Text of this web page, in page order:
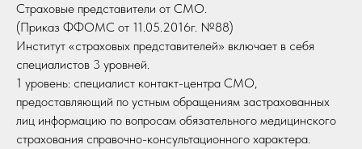
Страховые представители от СМО.
(Приказ ФФОМС от 11.05.2016г. №88)
Институт «страховых представителей» включает в себя
специалистов 3 уровней.
1 уровень: специалист контакт-центра СМО,
предоставляющий по устным обращениям застрахованных
лиц информацию по вопросам обязательного медицинского
страхования справочно-консультационного характера.